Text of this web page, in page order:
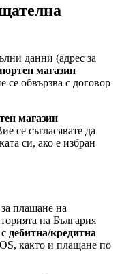
данни (адрес за
магазин
се обвързва с договор
магазин
се съгласявате да
си, ако е избран
плащане на
на България
дебитна/кредитна
както и плащане по